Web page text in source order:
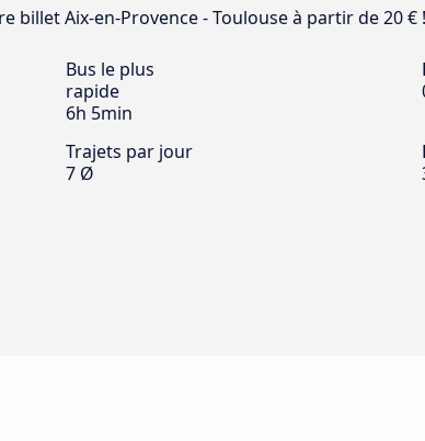
billet Aix-en-Provence - Toulouse à partir de 20 € !
Bus le plus
rapide
6h 5min
Trajets par jour
7 Ø